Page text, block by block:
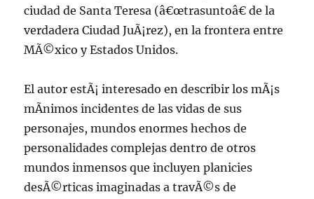
ciudad de Santa Teresa (â€œtrasuntoâ€ de la
verdadera Ciudad JuÃ¡rez), en la frontera entre
MÃ©xico y Estados Unidos.
El autor estÃ¡ interesado en describir los mÃ¡s
mÃ­nimos incidentes de las vidas de sus
personajes, mundos enormes hechos de
personalidades complejas dentro de otros
mundos inmensos que incluyen planicies
desÃ©rticas imaginadas a travÃ©s de